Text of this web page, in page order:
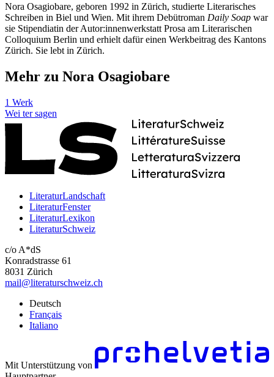
Nora Osagiobare, geboren 1992 in Zürich, studierte Literarisches
Schreiben in Biel und Wien. Mit ihrem Debütroman Daily Soap war
sie Stipendiatin der Autor:innenwerkstatt Prosa am Literarischen
Colloquium Berlin und erhielt dafür einen Werkbeitrag des Kantons
Zürich. Sie lebt in Zürich.
Mehr zu Nora Osagiobare
1 Werk
Wei ter sagen
LiteraturLandschaft
LiteraturFenster
LiteraturLexikon
LiteraturSchweiz
c/o A*dS
Konradstrasse 61
8031 Zürich
mail@literaturschweiz.ch
Deutsch
Français
Italiano
Mit Unterstützung von